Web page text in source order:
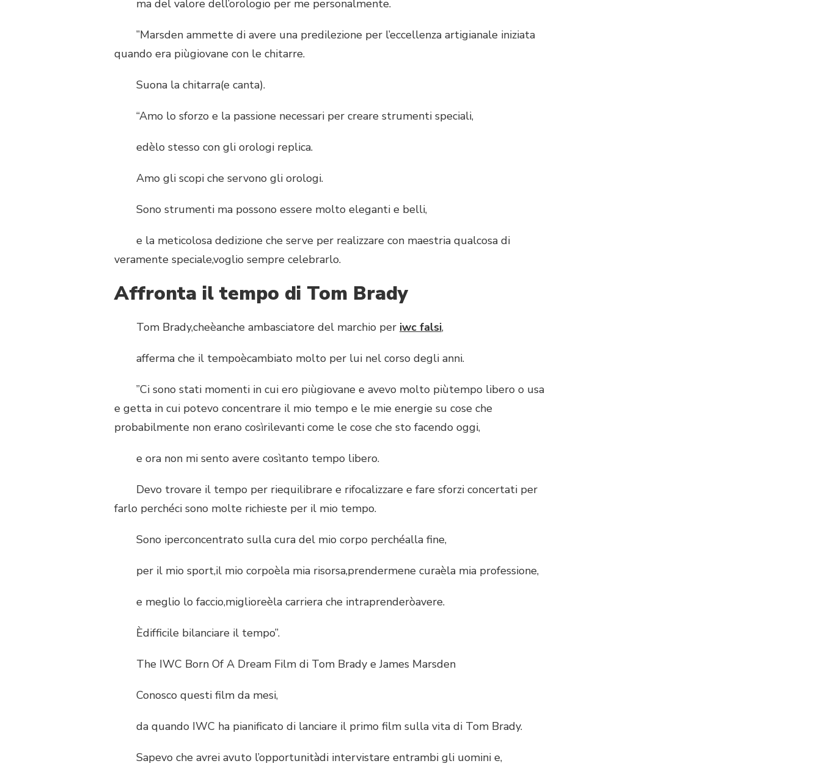
ma del valore dell’orologio per me personalmente.
”Marsden ammette di avere una predilezione per l’eccellenza artigianale iniziata
quando era piùgiovane con le chitarre.
Suona la chitarra(e canta).
“Amo lo sforzo e la passione necessari per creare strumenti speciali,
edèlo stesso con gli orologi replica.
Amo gli scopi che servono gli orologi.
Sono strumenti ma possono essere molto eleganti e belli,
e la meticolosa dedizione che serve per realizzare con maestria qualcosa di
veramente speciale,voglio sempre celebrarlo.
Affronta il tempo di Tom Brady
Tom Brady,cheèanche ambasciatore del marchio per iwc falsi,
afferma che il tempoècambiato molto per lui nel corso degli anni.
”Ci sono stati momenti in cui ero piùgiovane e avevo molto piùtempo libero o usa
e getta in cui potevo concentrare il mio tempo e le mie energie su cose che
probabilmente non erano cosìrilevanti come le cose che sto facendo oggi,
e ora non mi sento avere cosìtanto tempo libero.
Devo trovare il tempo per riequilibrare e rifocalizzare e fare sforzi concertati per
farlo perchéci sono molte richieste per il mio tempo.
Sono iperconcentrato sulla cura del mio corpo perchéalla fine,
per il mio sport,il mio corpoèla mia risorsa,prendermene curaèla mia professione,
e meglio lo faccio,miglioreèla carriera che intraprenderòavere.
Èdifficile bilanciare il tempo”.
The IWC Born Of A Dream Film di Tom Brady e James Marsden
Conosco questi film da mesi,
da quando IWC ha pianificato di lanciare il primo film sulla vita di Tom Brady.
Sapevo che avrei avuto l’opportunitàdi intervistare entrambi gli uomini e,